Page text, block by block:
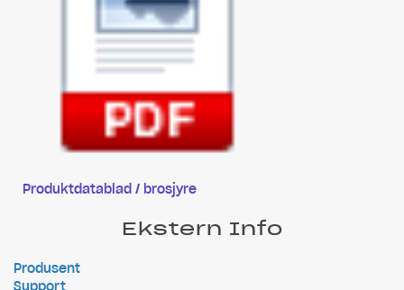
Produktdatablad / brosjyre
Ekstern Info
Produsent
Support